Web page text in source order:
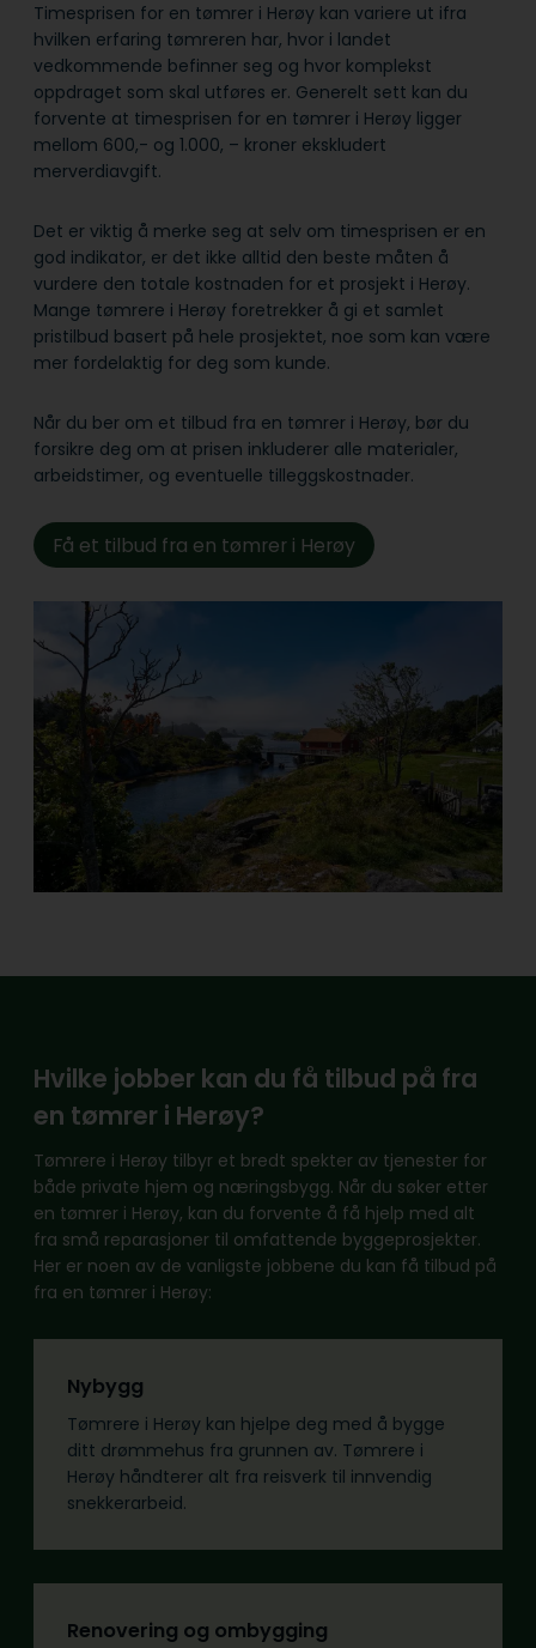
Timesprisen for en tømrer i Herøy kan variere ut ifra
hvilken erfaring tømreren har, hvor i landet
vedkommende befinner seg og hvor komplekst
oppdraget som skal utføres er. Generelt sett kan du
forvente at timesprisen for en tømrer i Herøy ligger
mellom 600,- og 1.000, – kroner ekskludert
merverdiavgift.
Det er viktig å merke seg at selv om timesprisen er en
god indikator, er det ikke alltid den beste måten å
vurdere den totale kostnaden for et prosjekt i Herøy.
Mange tømrere i Herøy foretrekker å gi et samlet
pristilbud basert på hele prosjektet, noe som kan være
mer fordelaktig for deg som kunde.
Når du ber om et tilbud fra en tømrer i Herøy, bør du
forsikre deg om at prisen inkluderer alle materialer,
arbeidstimer, og eventuelle tilleggskostnader.
Få et tilbud fra en tømrer i Herøy
Hvilke jobber kan du få tilbud på fra
en tømrer i Herøy?
Tømrere i Herøy tilbyr et bredt spekter av tjenester for
både private hjem og næringsbygg. Når du søker etter
en tømrer i Herøy, kan du forvente å få hjelp med alt
fra små reparasjoner til omfattende byggeprosjekter.
Her er noen av de vanligste jobbene du kan få tilbud på
fra en tømrer i Herøy:
Nybygg
Tømrere i Herøy kan hjelpe deg med å bygge
ditt drømmehus fra grunnen av. Tømrere i
Herøy håndterer alt fra reisverk til innvendig
snekkerarbeid.
Renovering og ombygging